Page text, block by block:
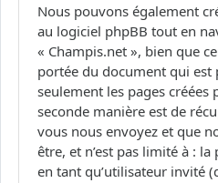
Nous pouvons également
au logiciel phpBB tout en
« Champis.net », bien que
portée du document qui
seulement les pages créées
seconde manière est de
vous nous envoyez et que
être, et n’est pas limité à :
en tant qu’utilisateur invité